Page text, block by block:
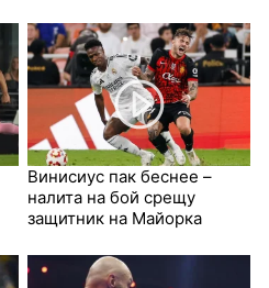
Винисиус пак беснее –
налита на бой срещу
защитник на Майорка